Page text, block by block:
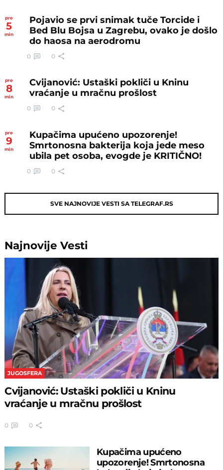
pre
5
min
Pojavio se prvi snimak tuče Torcide i
Bed Blu Bojsa u Zagrebu, ovako je došlo
do haosa na aerodromu
0 0
pre
8
min
Cvijanović: Ustaški pokliči u Kninu
vraćanje u mračnu prošlost
0 0
pre
9
min
Kupačima upućeno upozorenje!
Smrtonosna bakterija koja jede meso
ubila pet osoba, evogde je KRITIČNO!
0 0
SVE NAJNOVIJE VESTI SA TELEGRAF.RS
NajnovijeVesti
JUGOSFERA
Cvijanović: Ustaški pokliči u Kninu
vraćanje u mračnu prošlost
0 0
Kupačima upućeno
upozorenje! Smrtonosna